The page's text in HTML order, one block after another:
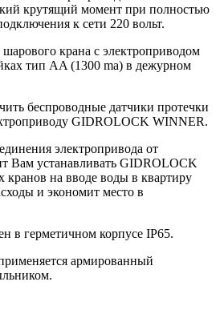
крутящий момент при полностью
к сети 220 вольт.
крана с электроприводом
тип AA (1300 ma) в дежурном
беспроводные датчики протечки
GIDROLOCK WINNER.
электропривода от
Вам устанавливать GIDROLOCK
на вводе воды в квартиру
и экономит место в
в герметичном корпусе IP65.
армированный